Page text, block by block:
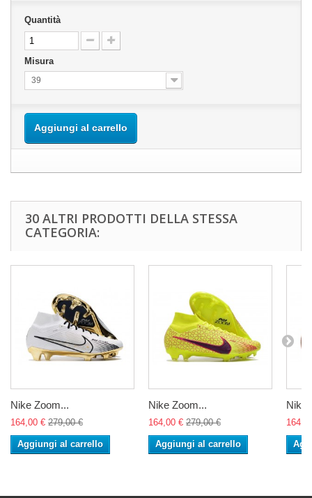
Quantità
Misura
39
Aggiungi al carrello
30 ALTRI PRODOTTI DELLA STESSA
CATEGORIA:
Nike Zoom...
164,00 € 279,00 €
Aggiungi al carrello
Nike Zoom...
164,00 € 279,00 €
Aggiungi al carrello
Nike